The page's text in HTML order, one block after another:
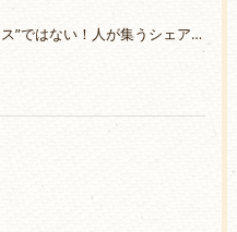
”ただのオフィス”ではない！人が集うシェアオフィスづくり